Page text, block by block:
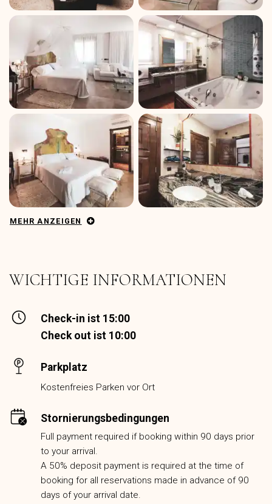
MEHR ANZEIGEN
WICHTIGE INFORMATIONEN
Check-in ist 15:00
Check out ist 10:00
Parkplatz
Kostenfreies Parken vor Ort
Stornierungsbedingungen
Full payment required if booking within 90 days prior
to your arrival.
A 50% deposit payment is required at the time of
booking for all reservations made in advance of 90
days of your arrival date.